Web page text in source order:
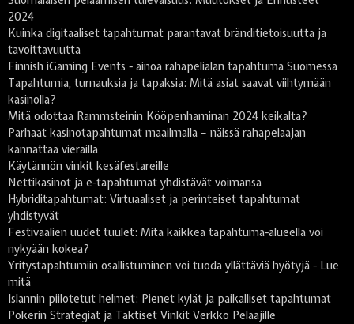
2024
Kuinka digitaaliset tapahtumat parantavat bränditietoisuutta ja
tavoittavuutta
Finnish iGaming Events - ainoa rahapelialan tapahtuma Suomessa
Tapahtumia, turnauksia ja tapaksia: Mitä asiat saavat viihtymään
kasinolla?
Mitä odottaa Rammsteinin Kööpenhaminan 2024 keikalta?
Parhaat kasinotapahtumat maailmalla – näissä rahapelaajan
kannattaa vierailla
Käytännön vinkit kesäfestareille
Nettikasinot ja e-tapahtumat yhdistävät voimansa
Hybriditapahtumat: Virtuaaliset ja perinteiset tapahtumat
yhdistyvät
Festivaalien uudet tuulet: Mitä kaikkea tapahtuma-alueella voi
nykyään kokea?
Yritystapahtumiin osallistuminen voi tuoda yllättäviä hyötyjä - Lue
mitä
Islannin piilotetut helmet: Pienet kylät ja paikalliset tapahtumat
Pokerin Strategiat ja Taktiset Vinkit Verkko Pelaajille